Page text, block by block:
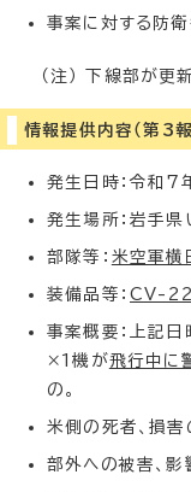
事案に対する防衛
（注） 下線部が更
情報提供内容（第3報
発生日時：令和7
発生場所：岩手
部隊等： 米空軍横
装備品等： CV-22
事案概要：上記日
×1機が飛行中に
の。
米側の死者、損害
部外への被害、影